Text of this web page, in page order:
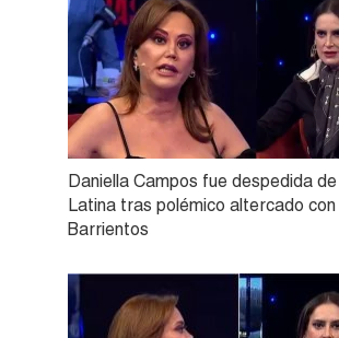
Daniella Campos fue despedida
Latina tras polémico altercado
Barrientos